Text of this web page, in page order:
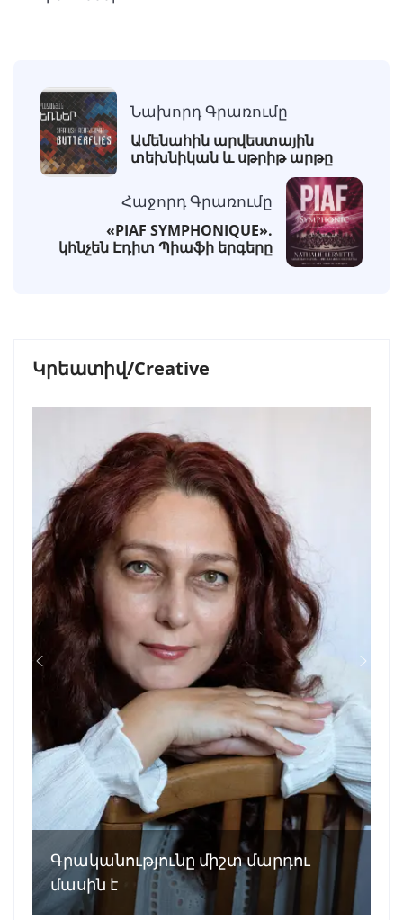
Նախորդ Գրառումը
Ամենահին արվեստային
տեխնիկան և սթրիթ արթը
Հաջորդ Գրառումը
«PIAF SYMPHONIQUE».
կհնչեն Էդիտ Պիաֆի երգերը
Կրեատիվ/Creative
Գրականությունը միշտ մարդու
մասին է